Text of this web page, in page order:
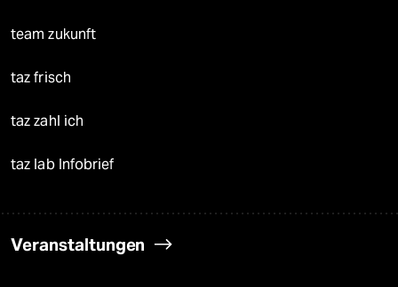
team zukunft
taz frisch
taz zahl ich
taz lab Infobrief
Veranstaltungen